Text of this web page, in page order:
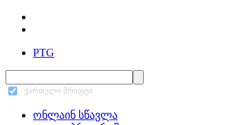
PTG
ქართული შრიფტი
ონლაინ სწავლა